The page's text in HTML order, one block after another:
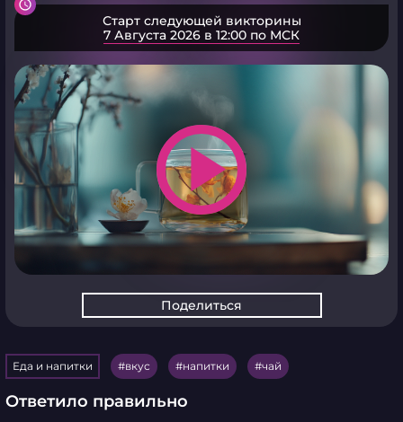
Старт следующей викторины
7 Августа 2026 в 12:00 по МСК
play_arrow
Поделиться
Еда и напитки вкус напитки чай
Ответило правильно